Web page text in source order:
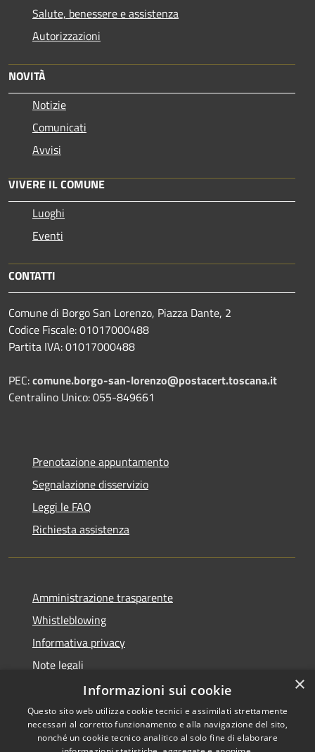
Salute, benessere e assistenza
Autorizzazioni
NOVITÀ
Notizie
Comunicati
Avvisi
VIVERE IL COMUNE
Luoghi
Eventi
CONTATTI
Comune di Borgo San Lorenzo, Piazza Dante, 2
Codice Fiscale: 01017000488
Partita IVA: 01017000488
PEC:comune.borgo-san-lorenzo@postacert.toscana.it
Centralino Unico: 055-849661
Prenotazione appuntamento
Segnalazione disservizio
Leggi le FAQ
Richiesta assistenza
Amministrazione trasparente
Whistleblowing
Informativa privacy
Note legali
Dichiarazione di accessibilità
×
Informazioni sui cookie
Questo sito web utilizza cookie tecnici e assimilati strettamente
necessari al corretto funzionamento e alla navigazione del sito,
nonché un cookie tecnico analitico al solo fine di elaborare